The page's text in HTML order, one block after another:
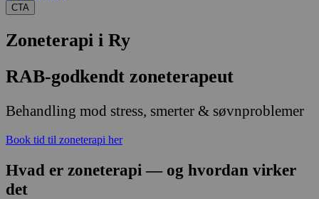
CTA
Zoneterapi i Ry
RAB-godkendt zoneterapeut
Behandling mod stress, smerter & søvnproblemer
Book tid til zoneterapi her
Hvad er zoneterapi — og hvordan virker
det